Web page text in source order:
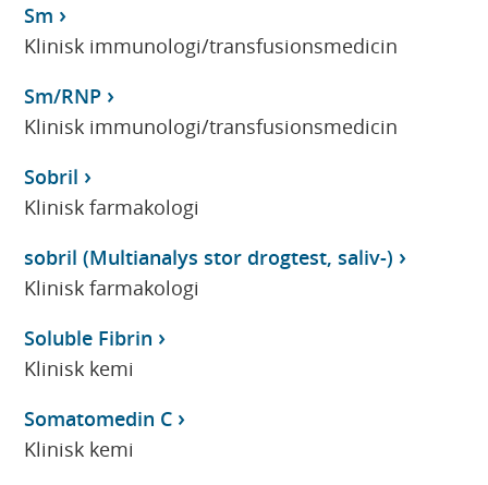
Sm
Klinisk immunologi/transfusionsmedicin
Sm/RNP
Klinisk immunologi/transfusionsmedicin
Sobril
Klinisk farmakologi
sobril (Multianalys stor drogtest, saliv-)
Klinisk farmakologi
Soluble Fibrin
Klinisk kemi
Somatomedin C
Klinisk kemi